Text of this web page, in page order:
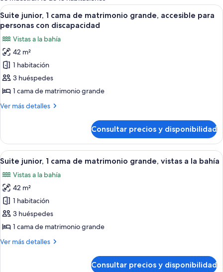
las
habitaciones
Abrir
todas
las
fotos
de
Suite
junior,
1
cama
grande,
accesible
para
personas
con
discapacidad
Habitación de hotel con una cama
5
Suite junior, 1 cama de matrimonio grande, accesible para
personas con discapacidad
Vistas a la bahía
42 m²
1 habitación
3 huéspedes
1 cama de matrimonio grande
Ver más detalles
Más
junior,
cama
matrimonio
grande,
accesible
para
personas
con
discapacidad
Consultar precios y disponibilidad
Abrir
todas
las
fotos
de
Suite
junior,
cama
Habitación de hotel con una cama
7
Suite junior, 1 cama de matrimonio grande, vistas a la bahía
Vistas a la bahía
42 m²
1 habitación
3 huéspedes
1 cama de matrimonio grande
Ver más detalles
Más
Consultar precios y disponibilidad